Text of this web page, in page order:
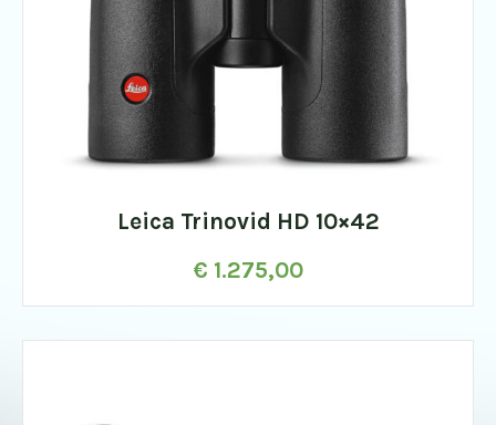
Leica Trinovid HD 10×42
€ 1.275,00